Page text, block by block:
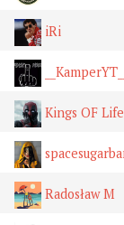
iRi
Kings OF Life
Radosław M